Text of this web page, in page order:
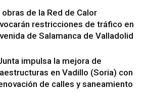
obras de la Red de Calor
restricciones de tráfico en
de Salamanca de Valladolid
impulsa la mejora de
en Vadillo (Soria) con
de calles y saneamiento